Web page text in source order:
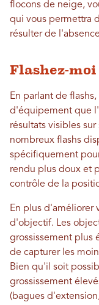
flocons de neige,
qui vous permettra
résulter de
Flashez-
En parlant de
d'équipement que
résultats visibles
nombreux flashs
spécifiquement
rendu plus doux et
contrôle de la
En plus d'améliorer
d'objectif. Les
grossissement plus
de capturer les
Bien qu'il soit
grossissement
(bagues